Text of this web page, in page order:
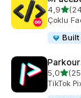
4,95
toplam
Çoklu
5,05
toplam
TikTok